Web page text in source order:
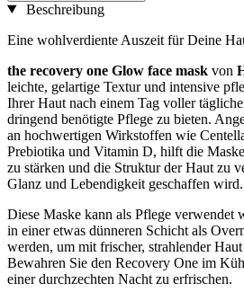
Beschreibung
Eine wohlverdiente Auszeit für Deine
the recovery one Glow face mask von
leichte, gelartige Textur und intensive
Ihrer Haut nach einem Tag voller
dringend benötigte Pflege zu bieten.
an hochwertigen Wirkstoffen wie
Prebiotika und Vitamin D, hilft die
zu stärken und die Struktur der Haut zu
Glanz und Lebendigkeit geschaffen wird.
Diese Maske kann als Pflege verwendet
in einer etwas dünneren Schicht als
werden, um mit frischer, strahlender
Bewahren Sie den Recovery One im
einer durchzechten Nacht zu erfrischen.